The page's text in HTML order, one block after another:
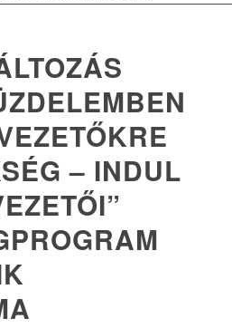
– INDUL